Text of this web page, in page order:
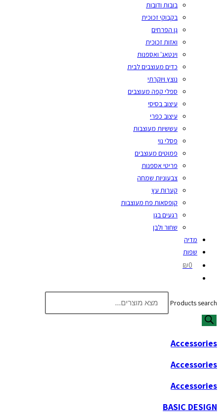
בובות ודובות
בקבוקי זכוכית
גן הפרחים
ואזות זכוכית
וינטאג' ואספנות
כדים מעוצבים לבית
נוצץ ויוקרתי
ספלי קפה מעוצבים
עיצוב בסיסי
עיצוב כפרי
עששיות מעוצבות
פסלי נוי
פמוטים מעוצבים
פריטי אספנות
צבעוניות שמחה
קערות עץ
קופסאות פח מעוצבות
רגעים בגן
שחור ולבן
מדיה
שפות
₪0
Products search
Accessories
Accessories
Accessories
BASIC DESIGN